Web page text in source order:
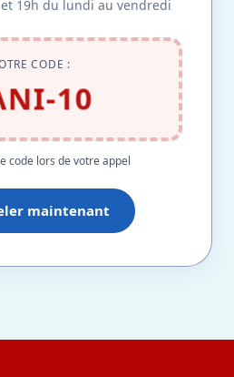
19h du lundi au vendredi
CODE :
10
code lors de votre appel
maintenant